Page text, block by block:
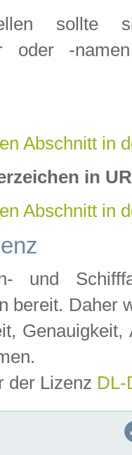
sollte
oder -
Abschnitt in
in
Abschnitt in
und
bereit. Daher
der Lizenz